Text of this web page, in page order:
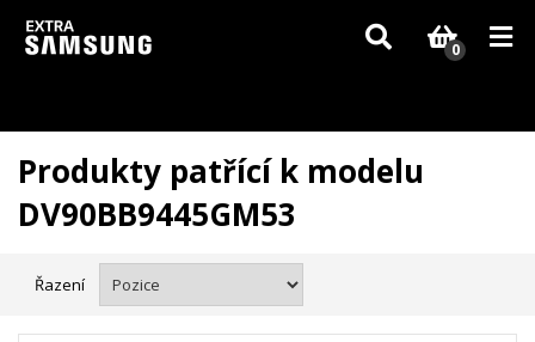
Vzhledem k aktuální situaci se může dodání dílů, které nejsou skladem,
zpozdit. Děkujeme za pochopení.
0
Produkty patřící k modelu
DV90BB9445GM53
Řazení